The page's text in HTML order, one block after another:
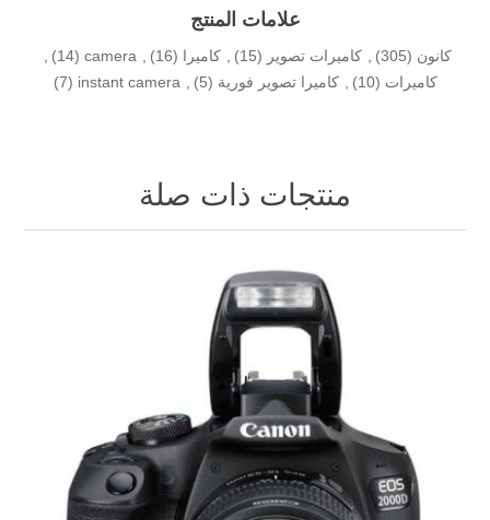
علامات المنتج
كانون (305)
, كاميرات تصوير (15)
, كاميرا (16)
,
camera
(14)
,
كاميرات (10)
, كاميرا تصوير فورية (5)
,
instant camera
(7)
منتجات ذات صلة